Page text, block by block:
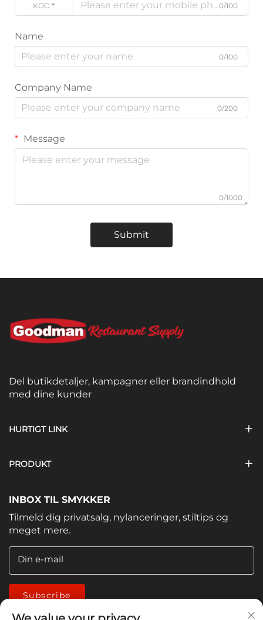
KODE 0/100
Name
0/100
Company Name
0/200
Message
0/1000
Submit
Del butikdetaljer, kampagner eller brandindhold
med dine kunder
HURTIGT LINK
PRODUKT
INBOX TIL SMYKKER
Tilmeld dig privatsalg, nylanceringer, stiltips og
meget mere.
Din e-mail
Subscribe